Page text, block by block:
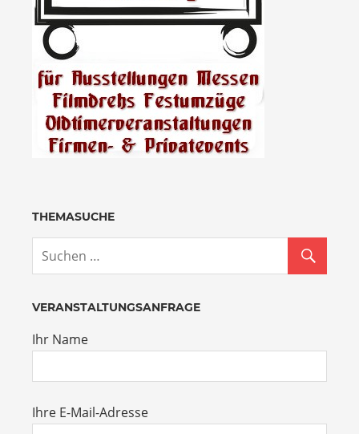
THEMASUCHE
VERANSTALTUNGSANFRAGE
Ihr Name
Ihre E-Mail-Adresse